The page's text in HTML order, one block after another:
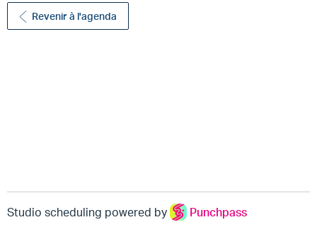
Revenir à l'agenda
Studio scheduling powered by Punchpass